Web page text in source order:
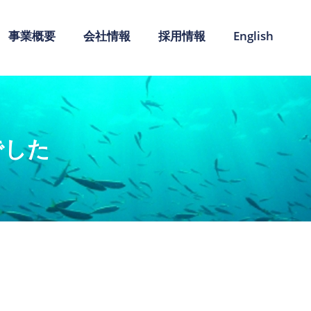
事業概要 会社情報 採用情報 English
た